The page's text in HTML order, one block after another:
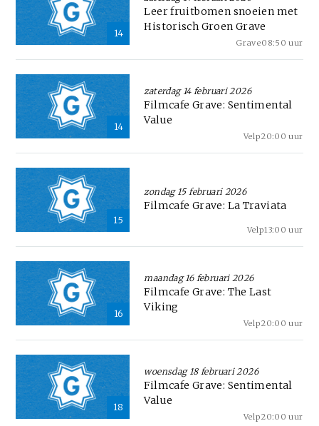
14
Leer fruitbomen snoeien met
Historisch Groen Grave
08:50 uur
Grave
14
zaterdag 14 februari 2026
Filmcafe Grave: Sentimental
Value
20:00 uur
Velp
15
zondag 15 februari 2026
Filmcafe Grave: La Traviata
13:00 uur
Velp
16
maandag 16 februari 2026
Filmcafe Grave: The Last
Viking
20:00 uur
Velp
18
woensdag 18 februari 2026
Filmcafe Grave: Sentimental
Value
20:00 uur
Velp